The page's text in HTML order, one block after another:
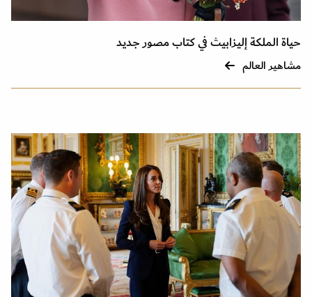
حياة الملكة إليزابيث في كتاب مصور جديد
مشاهير العالم